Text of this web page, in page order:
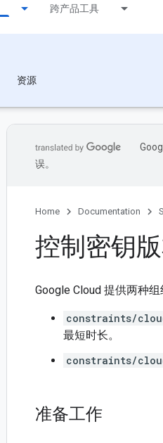
跨产品工具
资源
误。
Home Documentation
控制密钥
Google Cloud 提供两种
constraints/
最短时长。
constraints/
准备工作